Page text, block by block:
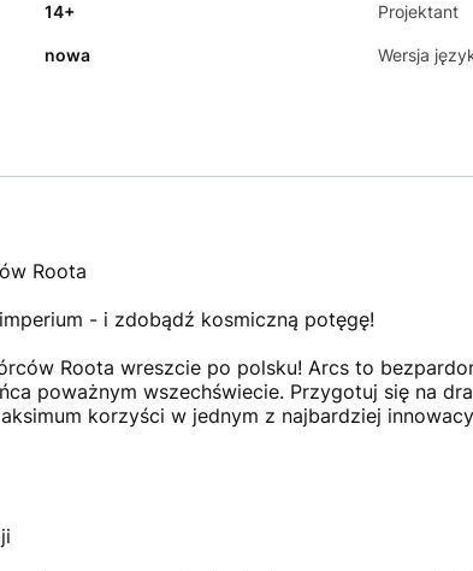
14+ Projektant
nowa Wersja
Roota
- i zdobądź kosmiczną potęgę!
Roota wreszcie po polsku! Arcs to
poważnym wszechświecie. Przygotuj się na
korzyści w jednym z najbardziej